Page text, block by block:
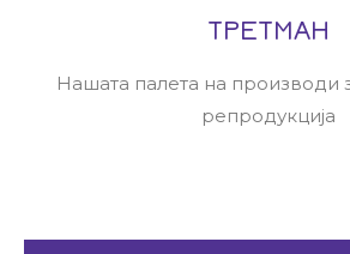
ТРЕТМАН
Нашата палета на производи
репродукција